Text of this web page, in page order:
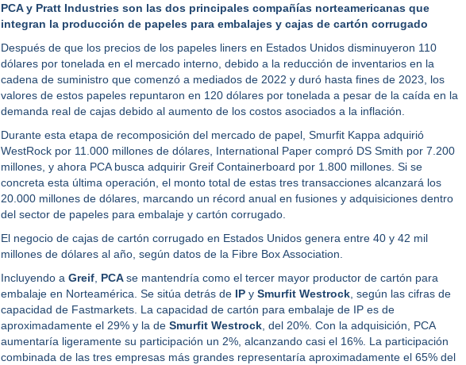
PCA y Pratt Industries son las dos principales compañías norteamericanas que
integran la producción de papeles para embalajes y cajas de cartón corrugado
Después de que los precios de los papeles liners en Estados Unidos disminuyeron 110
dólares por tonelada en el mercado interno, debido a la reducción de inventarios en la
cadena de suministro que comenzó a mediados de 2022 y duró hasta fines de 2023, los
valores de estos papeles repuntaron en 120 dólares por tonelada a pesar de la caída en la
demanda real de cajas debido al aumento de los costos asociados a la inflación.
Durante esta etapa de recomposición del mercado de papel, Smurfit Kappa adquirió
WestRock por 11.000 millones de dólares, International Paper compró DS Smith por 7.200
millones, y ahora PCA busca adquirir Greif Containerboard por 1.800 millones. Si se
concreta esta última operación, el monto total de estas tres transacciones alcanzará los
20.000 millones de dólares, marcando un récord anual en fusiones y adquisiciones dentro
del sector de papeles para embalaje y cartón corrugado.
El negocio de cajas de cartón corrugado en Estados Unidos genera entre 40 y 42 mil
millones de dólares al año, según datos de la Fibre Box Association.
Incluyendo a Greif, PCAse mantendría como el tercer mayor productor de cartón para
embalaje en Norteamérica. Se sitúa detrás de IPy Smurfit Westrock, según las cifras de
capacidad de Fastmarkets. La capacidad de cartón para embalaje de IP es de
aproximadamente el 29% y la de Smurfit Westrock, del 20%. Con la adquisición, PCA
aumentaría ligeramente su participación un 2%, alcanzando casi el 16%. La participación
combinada de las tres empresas más grandes representaría aproximadamente el 65% del